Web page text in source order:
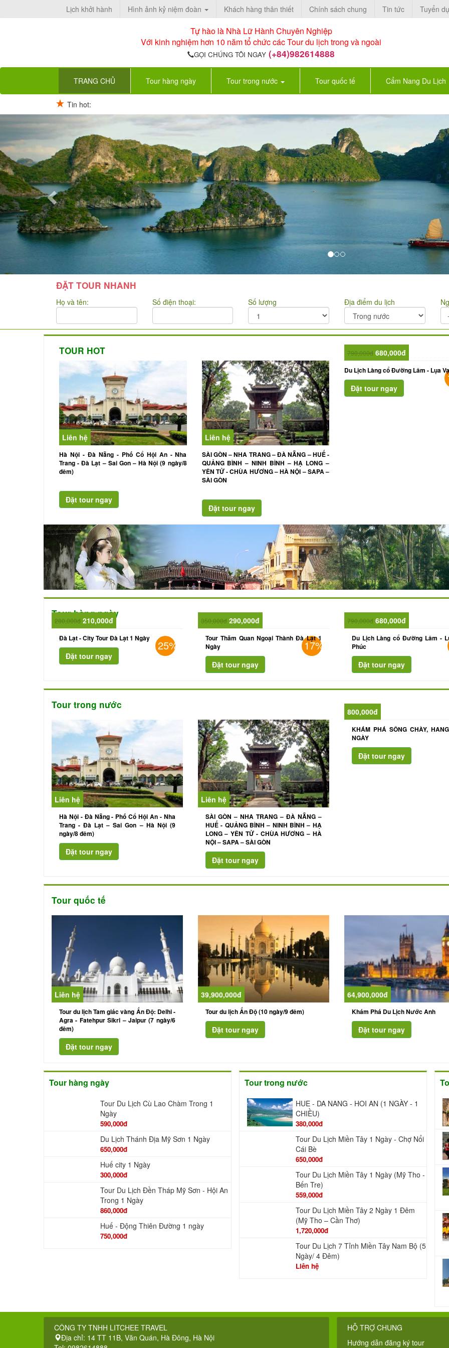
Lịch khởi hành Hình ảnh kỷ niệm đoàn Khách hàng thân thiết Chính sách chung Tin tức Tuyển
Tự hào là Nhà Lữ Hành Chuyên Nghiệp
Với kinh nghiệm hơn 10 năm tổ chức các Tour du lịch trong và ngoài
GỌI CHÚNG TÔI NGAY (+84)982614888
TRANG CHỦ Tour hàng ngày Tour trong nước Tour quốc tế Cẩm Nang Du Lịch
Tin hot:
Previous
ĐẶT TOUR NHANH
Họ và tên: Số điện thoại: Số lượng Địa điểm du lịch
TOUR HOT
Liên hệ
Hà Nội - Đà Nẵng - Phố Cổ Hội An - Nha
Trang - Đà Lạt – Sai Gon – Hà Nội (9 ngày/8
đêm)
Liên hệ
SÀI GÒN – NHA TRANG – ĐÀ NẴNG – HUẾ -
QUẢNG BÌNH – NINH BÌNH – HẠ LONG –
YÊN TỬ - CHÙA HƯƠNG – HÀ NỘI – SAPA –
SÀI GÒN
790,000đ 680,000đ
Du Lịch Làng cổ Đường Lâm - Lụa
Tour hàng ngày
25%
280,000đ 210,000đ
Đà Lạt - City Tour Đà Lạt 1 Ngày 17%
350,000đ 290,000đ
Tour Thăm Quan Ngoại Thành Đà Lạt 1
Ngày
790,000đ 680,000đ
Du Lịch Làng cổ Đường Lâm -
Phúc
Tour trong nước
Liên hệ
Hà Nội - Đà Nẵng - Phố Cổ Hội An - Nha
Trang - Đà Lạt – Sai Gon – Hà Nội (9
ngày/8 đêm)
Liên hệ
SÀI GÒN – NHA TRANG – ĐÀ NẴNG –
HUẾ - QUẢNG BÌNH – NINH BÌNH – HẠ
LONG – YÊN TỬ - CHÙA HƯƠNG – HÀ
NỘI – SAPA – SÀI GÒN
800,000đ
KHÁM PHÁ SÔNG CHÀY,
NGÀY
Tour quốc tế
Liên hệ
Tour du lịch Tam giác vàng Ấn Độ: Delhi -
Agra - Fatehpur Sikri – Jaipur (7 ngày/6
đêm)
39,900,000đ
Tour du lịch Ấn Độ (10 ngày/9 đêm)
64,900,000đ
Khám Phá Du Lịch Nước Anh
Tour hàng ngày
Tour Du Lịch Cù Lao Chàm Trong 1
Ngày
590,000đ
Du Lịch Thánh Địa Mỹ Sơn 1 Ngày
650,000đ
Huế city 1 Ngày
300,000đ
Tour Du Lịch Đền Tháp Mỹ Sơn - Hội An
Trong 1 Ngày
860,000đ
Huế - Động Thiên Đường 1 ngày
750,000đ
Tour trong nước
HUE - DA NANG - HOI AN (1 NGÀY - 1
CHIỀU)
380,000đ
Tour Du Lịch Miền Tây 1 Ngày - Chợ Nổi
Cái Bè
650,000đ
Tour Du Lịch Miền Tây 1 Ngày (Mỹ Tho -
Bến Tre)
559,000đ
Tour Du Lịch Miền Tây 2 Ngày 1 Đêm
(Mỹ Tho – Cần Thơ)
1,720,000đ
Tour Du Lịch 7 Tỉnh Miền Tây Nam Bộ (5
Ngày/ 4 Đêm)
Liên hệ
CÔNG TY TNHH LITCHEE TRAVEL
Địa chỉ: 14 TT 11B, Văn Quán, Hà Đông, Hà Nội
HỖ TRỢ CHUNG
Hướng dẫn đăng ký tour